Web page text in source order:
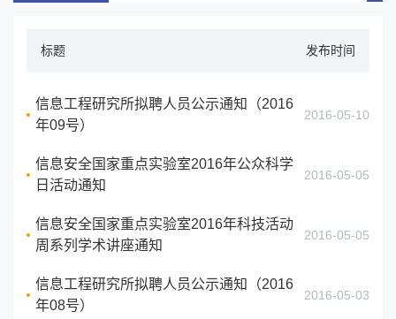
标题 发布时间
信息工程研究所拟聘人员公示通知（2016
年09号）
2016-05-10
信息安全国家重点实验室2016年公众科学
日活动通知
2016-05-05
信息安全国家重点实验室2016年科技活动
周系列学术讲座通知
2016-05-05
信息工程研究所拟聘人员公示通知（2016
年08号）
2016-05-03